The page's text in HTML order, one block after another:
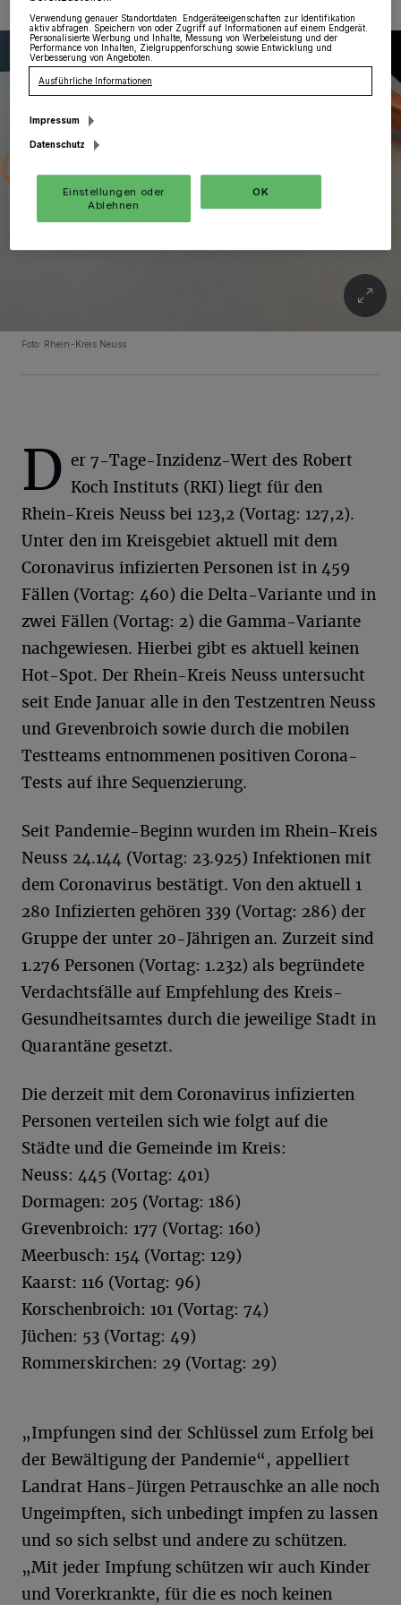
Foto: Rhein-Kreis Neuss
D er 7-Tage-Inzidenz-Wert des Robert
Koch Instituts (RKI) liegt für den
Rhein-Kreis Neuss bei 123,2 (Vortag: 127,2).
Unter den im Kreisgebiet aktuell mit dem
Coronavirus infizierten Personen ist in 459
Fällen (Vortag: 460) die Delta-Variante und in
zwei Fällen (Vortag: 2) die Gamma-Variante
nachgewiesen. Hierbei gibt es aktuell keinen
Hot-Spot. Der Rhein-Kreis Neuss untersucht
seit Ende Januar alle in den Testzentren Neuss
und Grevenbroich sowie durch die mobilen
Testteams entnommenen positiven Corona-
Tests auf ihre Sequenzierung.
Seit Pandemie-Beginn wurden im Rhein-Kreis
Neuss 24.144 (Vortag: 23.925) Infektionen mit
dem Coronavirus bestätigt. Von den aktuell 1
280 Infizierten gehören 339 (Vortag: 286) der
Gruppe der unter 20-Jährigen an. Zurzeit sind
1.276 Personen (Vortag: 1.232) als begründete
Verdachtsfälle auf Empfehlung des Kreis-
Gesundheitsamtes durch die jeweilige Stadt in
Quarantäne gesetzt.
Die derzeit mit dem Coronavirus infizierten
Personen verteilen sich wie folgt auf die
Städte und die Gemeinde im Kreis:
Neuss: 445 (Vortag: 401)
Dormagen: 205 (Vortag: 186)
Grevenbroich: 177 (Vortag: 160)
Meerbusch: 154 (Vortag: 129)
Kaarst: 116 (Vortag: 96)
Korschenbroich: 101 (Vortag: 74)
Jüchen: 53 (Vortag: 49)
Rommerskirchen: 29 (Vortag: 29)
„Impfungen sind der Schlüssel zum Erfolg bei
der Bewältigung der Pandemie“, appelliert
Landrat Hans-Jürgen Petrauschke an alle noch
Ungeimpften, sich unbedingt impfen zu lassen
und so sich selbst und andere zu schützen.
„Mit jeder Impfung schützen wir auch Kinder
und Vorerkrankte, für die es noch keinen
Verwendung genauer Standortdaten. Endgeräteeigenschaften zur Identifikation
aktiv abfragen. Speichern von oder Zugriff auf Informationen auf einem Endgerät.
Personalisierte Werbung und Inhalte, Messung von Werbeleistung und der
Performance von Inhalten, Zielgruppenforschung sowie Entwicklung und
Verbesserung von Angeboten.
Ausführliche Informationen
Impressum
Datenschutz
Einstellungen oder
Ablehnen
OK